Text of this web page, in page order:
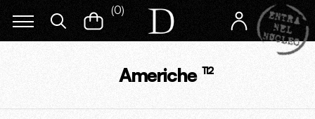
(0)
Americhe 112